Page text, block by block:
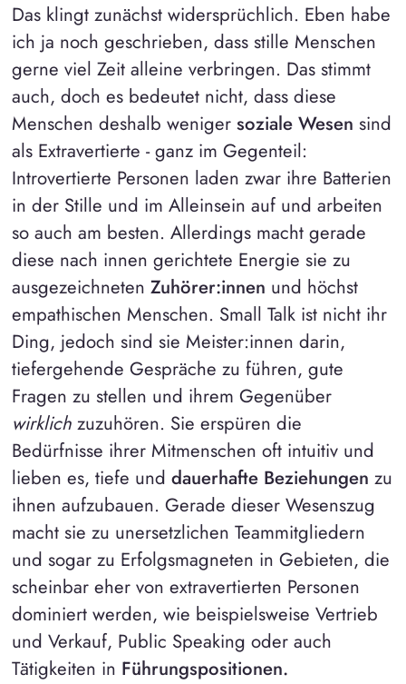
Das klingt zunächst widersprüchlich. Eben habe
ich ja noch geschrieben, dass stille Menschen
gerne viel Zeit alleine verbringen. Das stimmt
auch, doch es bedeutet nicht, dass diese
Menschen deshalb weniger soziale Wesen sind
als Extravertierte - ganz im Gegenteil:
Introvertierte Personen laden zwar ihre Batterien
in der Stille und im Alleinsein auf und arbeiten
so auch am besten. Allerdings macht gerade
diese nach innen gerichtete Energie sie zu
ausgezeichneten Zuhörer:innen und höchst
empathischen Menschen. Small Talk ist nicht ihr
Ding, jedoch sind sie Meister:innen darin,
tiefergehende Gespräche zu führen, gute
Fragen zu stellen und ihrem Gegenüber
wirklichzuzuhören. Sie erspüren die
Bedürfnisse ihrer Mitmenschen oft intuitiv und
lieben es, tiefe und dauerhafte Beziehungen zu
ihnen aufzubauen. Gerade dieser Wesenszug
macht sie zu unersetzlichen Teammitgliedern
und sogar zu Erfolgsmagneten in Gebieten, die
scheinbar eher von extravertierten Personen
dominiert werden, wie beispielsweise Vertrieb
und Verkauf, Public Speaking oder auch
Tätigkeiten in Führungspositionen.